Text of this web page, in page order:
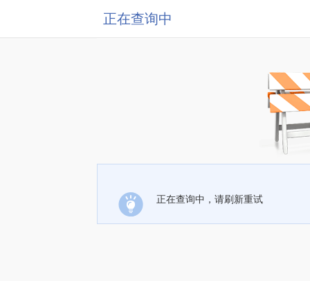
正在查询中
正在查询中，请刷新重试